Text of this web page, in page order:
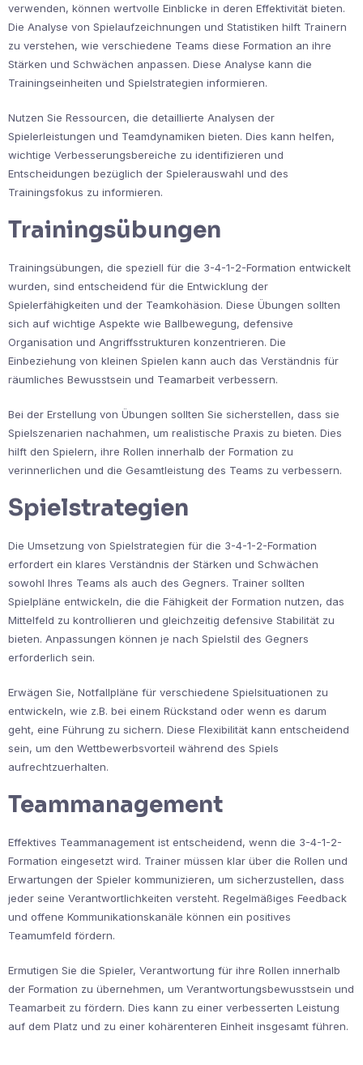
verwenden, können wertvolle Einblicke in deren Effektivität bieten.
Die Analyse von Spielaufzeichnungen und Statistiken hilft Trainern
zu verstehen, wie verschiedene Teams diese Formation an ihre
Stärken und Schwächen anpassen. Diese Analyse kann die
Trainingseinheiten und Spielstrategien informieren.
Nutzen Sie Ressourcen, die detaillierte Analysen der
Spielerleistungen und Teamdynamiken bieten. Dies kann helfen,
wichtige Verbesserungsbereiche zu identifizieren und
Entscheidungen bezüglich der Spielerauswahl und des
Trainingsfokus zu informieren.
Trainingsübungen
Trainingsübungen, die speziell für die 3-4-1-2-Formation entwickelt
wurden, sind entscheidend für die Entwicklung der
Spielerfähigkeiten und der Teamkohäsion. Diese Übungen sollten
sich auf wichtige Aspekte wie Ballbewegung, defensive
Organisation und Angriffsstrukturen konzentrieren. Die
Einbeziehung von kleinen Spielen kann auch das Verständnis für
räumliches Bewusstsein und Teamarbeit verbessern.
Bei der Erstellung von Übungen sollten Sie sicherstellen, dass sie
Spielszenarien nachahmen, um realistische Praxis zu bieten. Dies
hilft den Spielern, ihre Rollen innerhalb der Formation zu
verinnerlichen und die Gesamtleistung des Teams zu verbessern.
Spielstrategien
Die Umsetzung von Spielstrategien für die 3-4-1-2-Formation
erfordert ein klares Verständnis der Stärken und Schwächen
sowohl Ihres Teams als auch des Gegners. Trainer sollten
Spielpläne entwickeln, die die Fähigkeit der Formation nutzen, das
Mittelfeld zu kontrollieren und gleichzeitig defensive Stabilität zu
bieten. Anpassungen können je nach Spielstil des Gegners
erforderlich sein.
Erwägen Sie, Notfallpläne für verschiedene Spielsituationen zu
entwickeln, wie z.B. bei einem Rückstand oder wenn es darum
geht, eine Führung zu sichern. Diese Flexibilität kann entscheidend
sein, um den Wettbewerbsvorteil während des Spiels
aufrechtzuerhalten.
Teammanagement
Effektives Teammanagement ist entscheidend, wenn die 3-4-1-2-
Formation eingesetzt wird. Trainer müssen klar über die Rollen und
Erwartungen der Spieler kommunizieren, um sicherzustellen, dass
jeder seine Verantwortlichkeiten versteht. Regelmäßiges Feedback
und offene Kommunikationskanäle können ein positives
Teamumfeld fördern.
Ermutigen Sie die Spieler, Verantwortung für ihre Rollen innerhalb
der Formation zu übernehmen, um Verantwortungsbewusstsein und
Teamarbeit zu fördern. Dies kann zu einer verbesserten Leistung
auf dem Platz und zu einer kohärenteren Einheit insgesamt führen.